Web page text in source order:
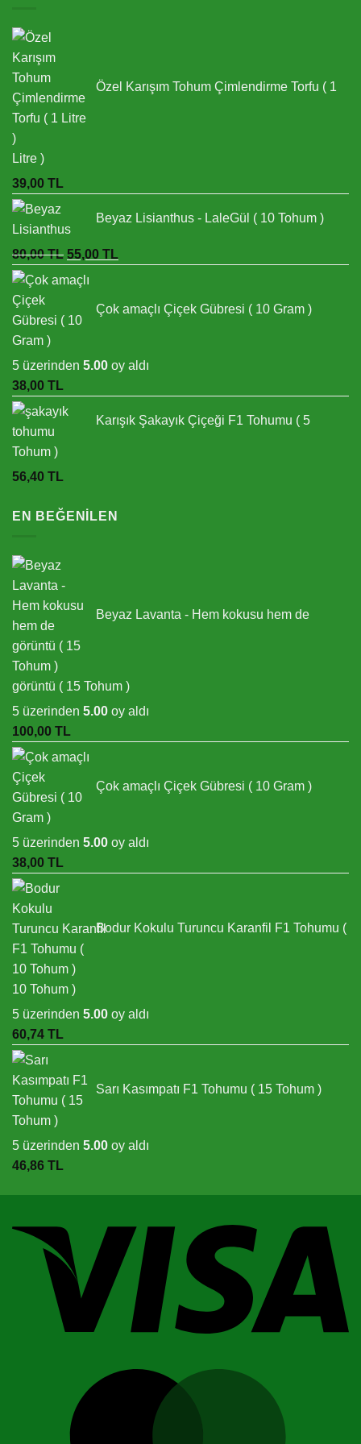
Özel Karışım Tohum Çimlendirme Torfu ( 1
Litre )
39,00 TL
Beyaz Lisianthus - LaleGül ( 10 Tohum )
80,00TL Orijinal
fiyat:
55,00 TL
55,00 TL.
Çok amaçlı Çiçek Gübresi ( 10 Gram )
5 üzerinden 5.00 oy aldı
38,00 TL
Karışık Şakayık Çiçeği F1 Tohumu ( 5
Tohum )
56,40 TL
EN BEĞENILEN
Beyaz Lavanta - Hem kokusu hem de
görüntü ( 15 Tohum )
5 üzerinden 5.00 oy aldı
100,00 TL
Çok amaçlı Çiçek Gübresi ( 10 Gram )
5 üzerinden 5.00 oy aldı
38,00 TL
Bodur Kokulu Turuncu Karanfil F1 Tohumu (
10 Tohum )
5 üzerinden 5.00 oy aldı
60,74 TL
Sarı Kasımpatı F1 Tohumu ( 15 Tohum )
5 üzerinden 5.00 oy aldı
46,86 TL